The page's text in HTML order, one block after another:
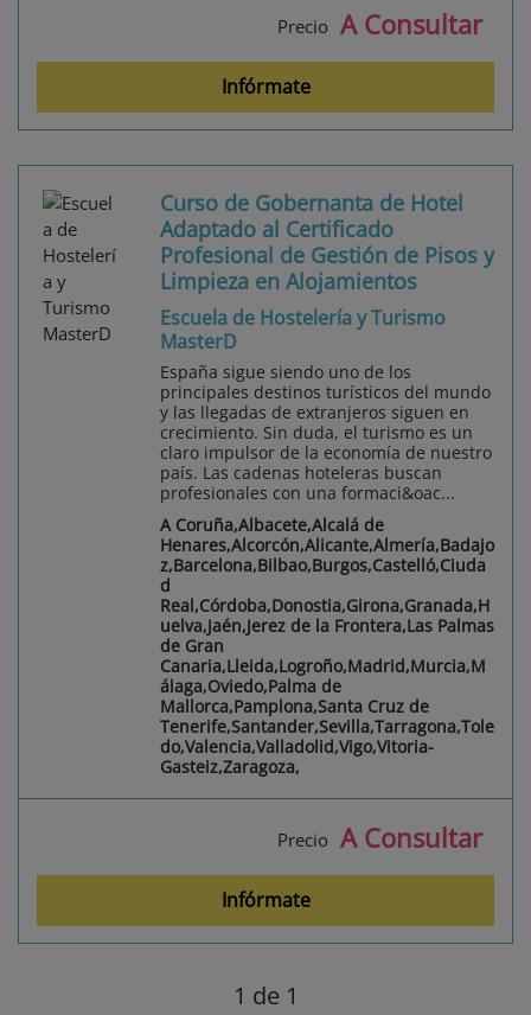
Precio A Consultar
Infórmate
Curso de Gobernanta de Hotel
Adaptado al Certificado
Profesional de Gestión de Pisos y
Limpieza en Alojamientos
Escuela de Hostelería y Turismo
MasterD
España sigue siendo uno de los
principales destinos turísticos del mundo
y las llegadas de extranjeros siguen en
crecimiento. Sin duda, el turismo es un
claro impulsor de la economía de nuestro
país. Las cadenas hoteleras buscan
profesionales con una formaci&oac...
A Coruña,Albacete,Alcalá de
Henares,Alcorcón,Alicante,Almería,Badajo
z,Barcelona,Bilbao,Burgos,Castelló,Ciuda
d
Real,Córdoba,Donostia,Girona,Granada,H
uelva,Jaén,Jerez de la Frontera,Las Palmas
de Gran
Canaria,Lleida,Logroño,Madrid,Murcia,M
álaga,Oviedo,Palma de
Mallorca,Pamplona,Santa Cruz de
Tenerife,Santander,Sevilla,Tarragona,Tole
do,Valencia,Valladolid,Vigo,Vitoria-
Gasteiz,Zaragoza,
Precio A Consultar
Infórmate
1 de 1